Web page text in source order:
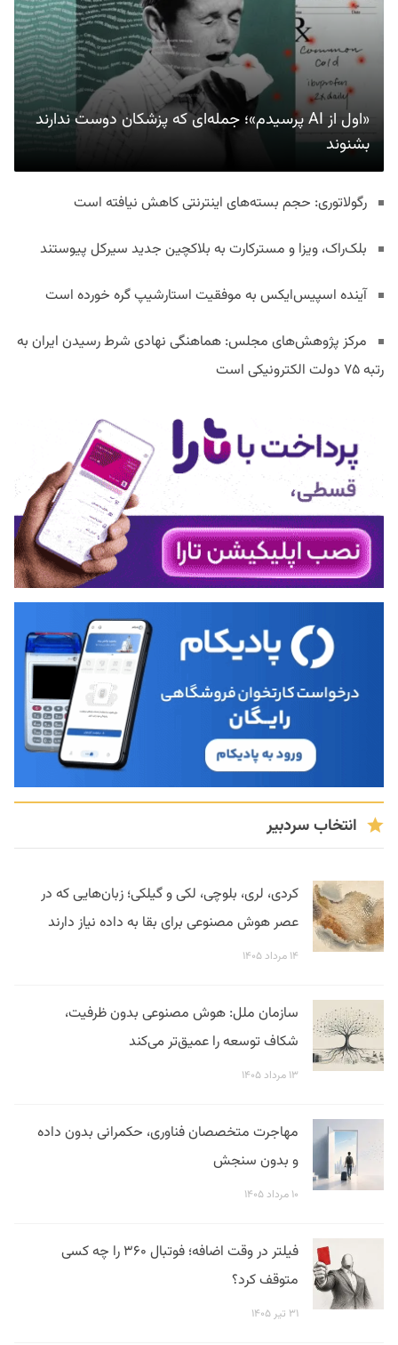
«اول از AI پرسیدم»؛ جمله‌ای که پزشکان دوست ندارند
بشنوند
رگولاتوری: حجم بسته‌های اینترنتی کاهش نیافته است
بلک‌راک، ویزا و مسترکارت به بلاکچین جدید سیرکل پیوستند
آینده اسپیس‌ایکس به موفقیت استارشیپ گره خورده است
مرکز پژوهش‌های مجلس: هماهنگی نهادی شرط رسیدن ایران به
رتبه ۷۵ دولت الکترونیکی است
انتخاب سردبیر
کردی، لری، بلوچی، لکی و گیلکی؛ زبان‌هایی که در
عصر هوش مصنوعی برای بقا به داده نیاز دارند
۱۴ مرداد ۱۴۰۵
سازمان ملل: هوش مصنوعی بدون ظرفیت،
شکاف توسعه را عمیق‌تر می‌کند
۱۳ مرداد ۱۴۰۵
مهاجرت متخصصان فناوری، حکمرانی بدون داده
و بدون سنجش
۱۰ مرداد ۱۴۰۵
فیلتر در وقت اضافه؛ فوتبال ۳۶۰ را چه کسی
متوقف کرد؟
۳۱ تیر ۱۴۰۵